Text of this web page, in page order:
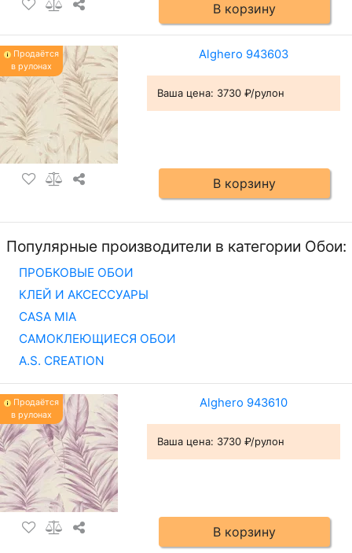
В корзину
Продаётся
в рулонах
Alghero 943603
Ваша цена: 3730 ₽/рулон
В корзину
Популярные производители в категории Обои:
ПРОБКОВЫЕ ОБОИ
КЛЕЙ И АКСЕССУАРЫ
CASA MIA
САМОКЛЕЮЩИЕСЯ ОБОИ
A.S. CREATION
Продаётся
в рулонах
Alghero 943610
Ваша цена: 3730 ₽/рулон
В корзину